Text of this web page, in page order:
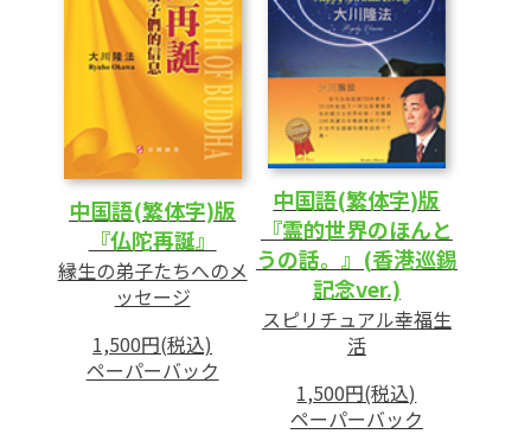
中国語(繁体字)版
『仏陀再誕』
縁生の弟子たちへのメ
ッセージ
1,500円(税込)
ペーパーバック
中国語(繁体字)版
『霊的世界のほんと
うの話。』(香港巡錫
記念ver.)
スピリチュアル幸福生
活
1,500円(税込)
ペーパーバック